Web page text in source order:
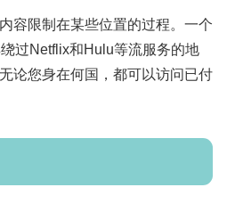
容限制在某些位置的过程。一个
过Netflix和Hulu等流服务的地
论您身在何国，都可以访问已付